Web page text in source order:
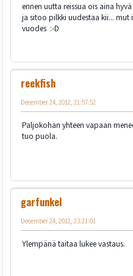
ennen uutta reissua ois aina
ja sitoo pilkki uudestaa kii... mut
vuodes :-D
reekfish
December 24, 2012, 21:57:52
Paljokohan yhteen vapaan
tuo puola.
garfunkel
December 24, 2012, 23:21:01
Ylempänä taitaa lukee vastaus.